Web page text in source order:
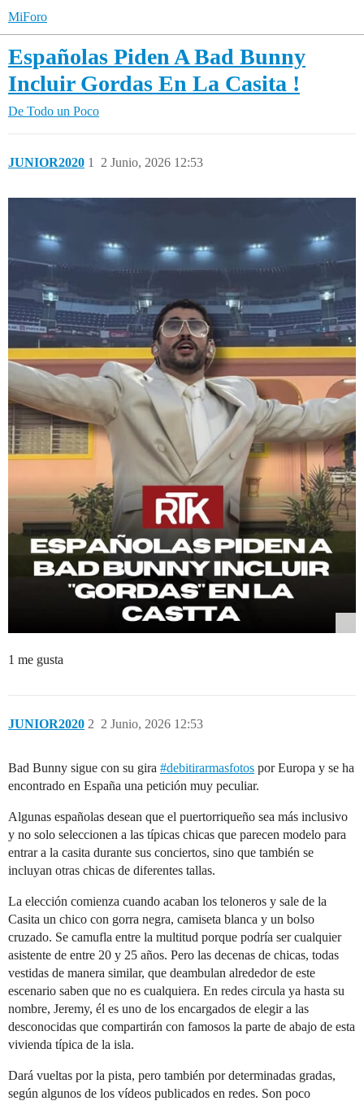
MiForo
Españolas Piden A Bad Bunny
Incluir Gordas En La Casita !
De Todo un Poco
JUNIOR2020 2 Junio, 2026 12:53
1
1 me gusta
JUNIOR2020 2 Junio, 2026 12:53
2
Bad Bunny sigue con su gira #debitirarmasfotos por Europa y se ha
encontrado en España una petición muy peculiar.
Algunas españolas desean que el puertorriqueño sea más inclusivo
y no solo seleccionen a las típicas chicas que parecen modelo para
entrar a la casita durante sus conciertos, sino que también se
incluyan otras chicas de diferentes tallas.
La elección comienza cuando acaban los teloneros y sale de la
Casita un chico con gorra negra, camiseta blanca y un bolso
cruzado. Se camufla entre la multitud porque podría ser cualquier
asistente de entre 20 y 25 años. Pero las decenas de chicas, todas
vestidas de manera similar, que deambulan alrededor de este
escenario saben que no es cualquiera. En redes circula ya hasta su
nombre, Jeremy, él es uno de los encargados de elegir a las
desconocidas que compartirán con famosos la parte de abajo de esta
vivienda típica de la isla.
Dará vueltas por la pista, pero también por determinadas gradas,
según algunos de los vídeos publicados en redes. Son poco